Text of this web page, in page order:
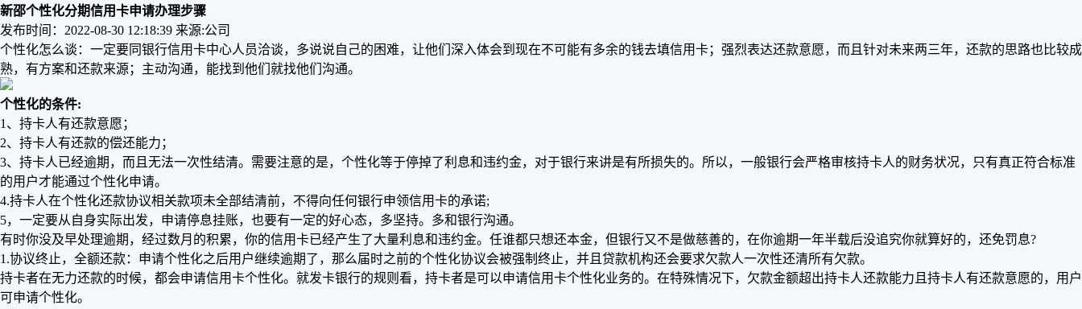
新邵个性化分期信用卡申请办理步骤
发布时间：2022-08-30 12:18:39 来源:公司
个性化怎么谈：一定要同银行信用卡中心人员洽谈，多说说自己的困难，让他们深入体会到现在不可能有多余的钱去填信用卡；强烈表达还款意愿，而且针对未来两三年，还款的思路也比较成
熟，有方案和还款来源；主动沟通，能找到他们就找他们沟通。
个性化的条件:
1、持卡人有还款意愿；
2、持卡人有还款的偿还能力；
3、持卡人已经逾期，而且无法一次性结清。需要注意的是，个性化等于停掉了利息和违约金，对于银行来讲是有所损失的。所以，一般银行会严格审核持卡人的财务状况，只有真正符合标准
的用户才能通过个性化申请。
4.持卡人在个性化还款协议相关款项未全部结清前，不得向任何银行申领信用卡的承诺;
5，一定要从自身实际出发，申请停息挂账，也要有一定的好心态，多坚持。多和银行沟通。
有时你没及早处理逾期，经过数月的积累，你的信用卡已经产生了大量利息和违约金。任谁都只想还本金，但银行又不是做慈善的，在你逾期一年半载后没追究你就算好的，还免罚息?
1.协议终止，全额还款：申请个性化之后用户继续逾期了，那么届时之前的个性化协议会被强制终止，并且贷款机构还会要求欠款人一次性还清所有欠款。
持卡者在无力还款的时候，都会申请信用卡个性化。就发卡银行的规则看，持卡者是可以申请信用卡个性化业务的。在特殊情况下，欠款金额超出持卡人还款能力且持卡人有还款意愿的，用户
可申请个性化。